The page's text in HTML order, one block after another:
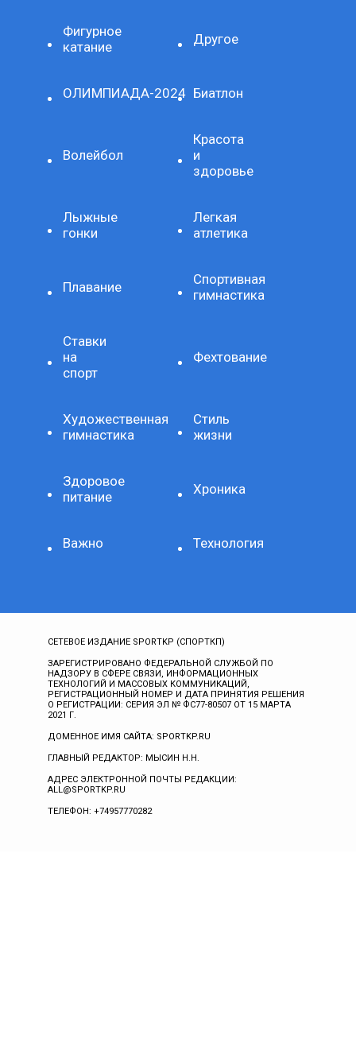
Фигурное
катание
Другое
ОЛИМПИАДА-2024 Биатлон
Волейбол
Красота
и
здоровье
Лыжные
гонки
Легкая
атлетика
Плавание
Спортивная
гимнастика
Ставки
на
спорт
Фехтование
Художественная
гимнастика
Стиль
жизни
Здоровое
питание
Хроника
Важно Технология
СЕТЕВОЕ ИЗДАНИЕ SPORTKP (СПОРТКП)
ЗАРЕГИСТРИРОВАНО ФЕДЕРАЛЬНОЙ СЛУЖБОЙ ПО
НАДЗОРУ В СФЕРЕ СВЯЗИ, ИНФОРМАЦИОННЫХ
ТЕХНОЛОГИЙ И МАССОВЫХ КОММУНИКАЦИЙ,
РЕГИСТРАЦИОННЫЙ НОМЕР И ДАТА ПРИНЯТИЯ РЕШЕНИЯ
О РЕГИСТРАЦИИ: СЕРИЯ ЭЛ № ФС77-80507 ОТ 15 МАРТА
2021 Г.
ДОМЕННОЕ ИМЯ САЙТА: SPORTKP.RU
ГЛАВНЫЙ РЕДАКТОР: МЫСИН Н.Н.
АДРЕС ЭЛЕКТРОННОЙ ПОЧТЫ РЕДАКЦИИ:
ALL@SPORTKP.RU
ТЕЛЕФОН: +74957770282